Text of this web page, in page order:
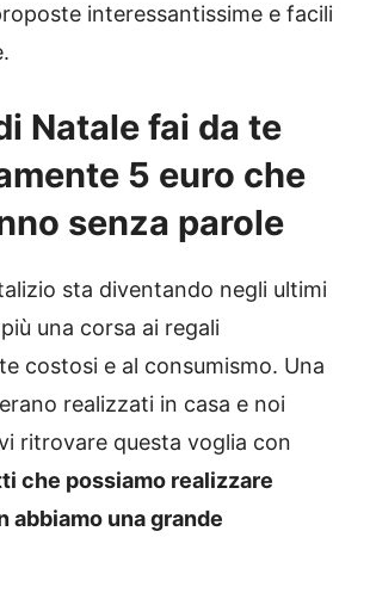
interessantissime e facili
Natale fai da te
5 euro che
senza parole
sta diventando negli ultimi
una corsa ai regali
costosi e al consumismo. Una
realizzati in casa e noi
ritrovare questa voglia con
che possiamo realizzare
abbiamo una grande